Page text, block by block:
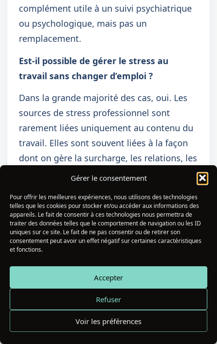
Gérer le consentement
Pour offrir les meilleures expériences, nous utilisons des technologies
telles que les cookies pour stocker et/ou accéder aux informations des
appareils. Le fait de consentir à ces technologies nous permettra de
traiter des données telles que le comportement de navigation ou les ID
uniques sur ce site. Le fait de ne pas consentir ou de retirer son
consentement peut avoir un effet négatif sur certaines caractéristiques
et fonctions.
Accepter
Refuser
Voir les préférences
complément utile à un suivi psychiatrique
ou psychologique, mais pas un
remplacement.
Est-il possible de gérer le stress au
travail sans changer d’emploi ?
Dans la grande majorité des cas, oui. Les
sources de stress professionnel sont
rarement liées uniquement au contenu du
travail. Elles sont souvent liées à la façon
dont on gère la surcharge, les relations, les
exigences contradictoires et les croyances
leviers produit des résultats durables,
quelle que soit l’entreprise. Cela dit, il
existe des situations où l’environnement
professionnel est objectivement toxique —
management abusif, surcharge
structurelle, harcèlement. Dans ces cas, la
problème à la source.
Quand consulter un professionnel pour